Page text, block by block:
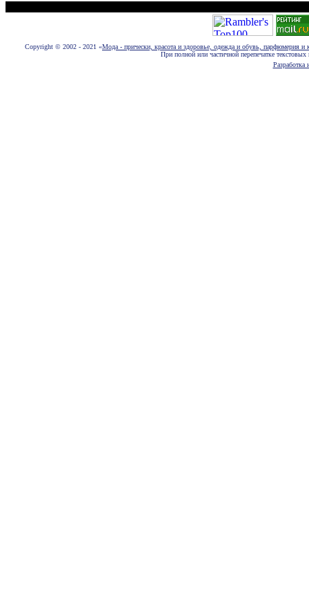
Copyright © 2002 - 2021 «Мода - прически, красота и здоровье, одежда и обувь, парфюмерия и
При полной или частичной перепечатке
Разработка